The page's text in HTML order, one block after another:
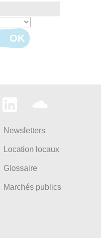
OK
Newsletters
Location locaux
Glossaire
Marchés publics